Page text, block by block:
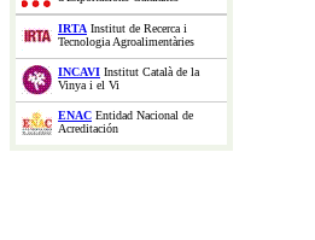
IRTA Institut de Recerca i
Tecnologia Agroalimentàries
INCAVI Institut Català de la
Vinya i el Vi
ENAC Entidad Nacional de
Acreditación